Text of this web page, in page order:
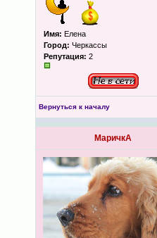
Имя: Елена
Город: Черкассы
Репутация: 2
Вернуться к началу
МаричкА